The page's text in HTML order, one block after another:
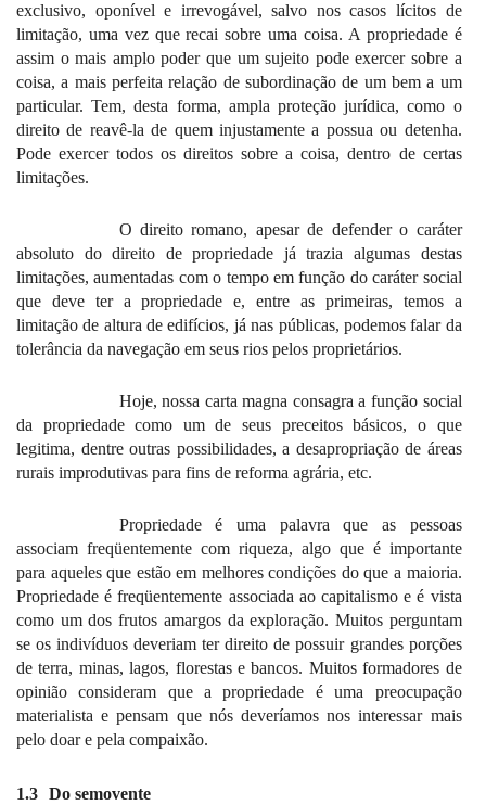
exclusivo, oponível e irrevogável, salvo nos casos lícitos de
limitação, uma vez que recai sobre uma coisa. A propriedade é
assim o mais amplo poder que um sujeito pode exercer sobre a
coisa, a mais perfeita relação de subordinação de um bem a um
particular. Tem, desta forma, ampla proteção jurídica, como o
direito de reavê-la de quem injustamente a possua ou detenha.
Pode exercer todos os direitos sobre a coisa, dentro de certas
limitações.
O direito romano, apesar de defender o caráter
absoluto do direito de propriedade já trazia algumas destas
limitações, aumentadas com o tempo em função do caráter social
que deve ter a propriedade e, entre as primeiras, temos a
limitação de altura de edifícios, já nas públicas, podemos falar da
tolerância da navegação em seus rios pelos proprietários.
Hoje, nossa carta magna consagra a função social
da propriedade como um de seus preceitos básicos, o que
legitima, dentre outras possibilidades, a desapropriação de áreas
rurais improdutivas para fins de reforma agrária, etc.
Propriedade é uma palavra que as pessoas
associam freqüentemente com riqueza, algo que é importante
para aqueles que estão em melhores condições do que a maioria.
Propriedade é freqüentemente associada ao capitalismo e é vista
como um dos frutos amargos da exploração. Muitos perguntam
se os indivíduos deveriam ter direito de possuir grandes porções
de terra, minas, lagos, florestas e bancos. Muitos formadores de
opinião consideram que a propriedade é uma preocupação
materialista e pensam que nós deveríamos nos interessar mais
pelo doar e pela compaixão.
1.3 Do semovente